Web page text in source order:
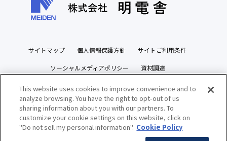
サイトマップ 個人情報保護方針 サイトご利用条件
ソーシャルメディアポリシー 資材調達
ビジネスパートナーズサイト
This website uses cookies to improve convenience and to
analyze browsing. You have the right to opt-out of us
sharing information about you with our partners. To
customize your cookie settings on this website, click on
"Do not sell my personal information". Cookie Policy